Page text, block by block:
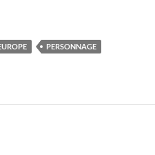
PERSONNAGE